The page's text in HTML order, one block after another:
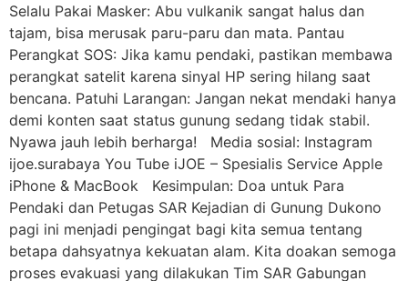
Selalu Pakai Masker: Abu vulkanik sangat halus dan
tajam, bisa merusak paru-paru dan mata. Pantau
Perangkat SOS: Jika kamu pendaki, pastikan membawa
perangkat satelit karena sinyal HP sering hilang saat
bencana. Patuhi Larangan: Jangan nekat mendaki hanya
demi konten saat status gunung sedang tidak stabil.
Nyawa jauh lebih berharga! Media sosial: Instagram
ijoe.surabaya You Tube iJOE – Spesialis Service Apple
iPhone & MacBook Kesimpulan: Doa untuk Para
Pendaki dan Petugas SAR Kejadian di Gunung Dukono
pagi ini menjadi pengingat bagi kita semua tentang
betapa dahsyatnya kekuatan alam. Kita doakan semoga
proses evakuasi yang dilakukan Tim SAR Gabungan